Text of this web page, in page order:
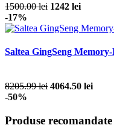
1500.00 lei 1242 lei
-17%
Saltea GingSeng
8205.99 lei 4064.50 lei
-50%
Produse recomandate